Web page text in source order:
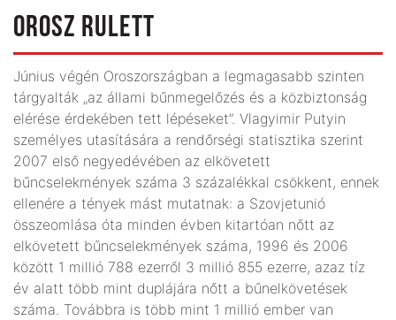
OROSZ RULETT
Június végén Oroszországban a legmagasabb szinten
tárgyalták „az állami bűnmegelőzés és a közbiztonság
elérése érdekében tett lépéseket”. Vlagyimir Putyin
személyes utasítására a rendőrségi statisztika szerint
2007 első negyedévében az elkövetett
bűncselekmények száma 3 százalékkal csökkent, ennek
ellenére a tények mást mutatnak: a Szovjetunió
összeomlása óta minden évben kitartóan nőtt az
elkövetett bűncselekmények száma, 1996 és 2006
között 1 millió 788 ezerről 3 millió 855 ezerre, azaz tíz
év alatt több mint duplájára nőtt a bűnelkövetések
száma. Továbbra is több mint 1 millió ember van